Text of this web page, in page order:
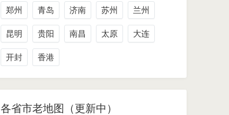
郑州 青岛 济南 苏州 兰州
昆明 贵阳 南昌 太原 大连
开封 香港
各省市老地图（更新中）